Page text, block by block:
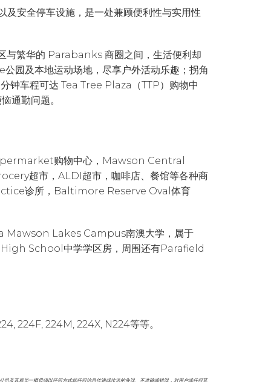
及安全停车设施，是一处兼顾便利性与实用性
繁华的 Parabanks 商圈之间，生活便利却
园及本地运动场地，尽享户外活动乐趣；拐角
钟车程可达 Tea Tree Plaza（TTP）购物中
通勤问题。
购物中心，Mawson Central
超市，ALDI超市，咖啡店、餐馆等各种商
诊所，Baltimore Reserve Oval体育
Mawson Lakes Campus南澳大学，属于
School中学学区房，周围还有Parafield
224F, 224M, 224X, N224等等。
及其雇员一概毋须以任何方式就任何信息传递或传送的失误、不准确或错误，对用户或任何其